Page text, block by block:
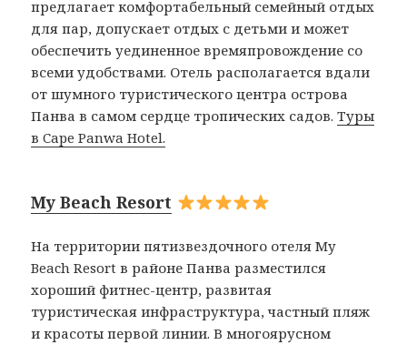
предлагает комфортабельный семейный отдых
для пар, допускает отдых с детьми и может
обеспечить уединенное времяпровождение со
всеми удобствами. Отель располагается вдали
от шумного туристического центра острова
Панва в самом сердце тропических садов.Туры
в Cape Panwa Hotel.
My Beach Resort
На территории пятизвездочного отеля My
Beach Resort в районе Панва разместился
хороший фитнес-центр, развитая
туристическая инфраструктура, частный пляж
и красоты первой линии. В многоярусном